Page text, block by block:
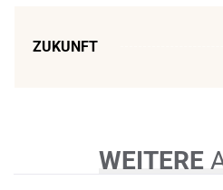
ZUKUNFT
WEITERE